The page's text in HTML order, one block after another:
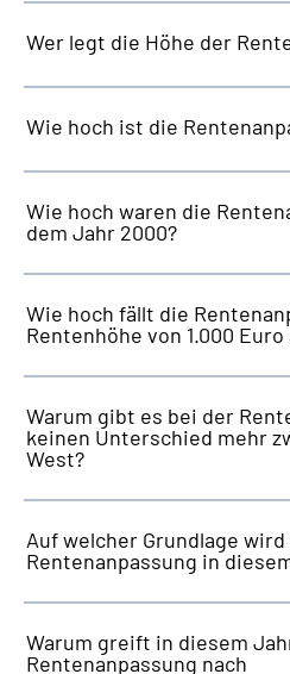
Wer legt die Höhe der
Wie hoch ist die
Wie hoch waren die
dem Jahr 2000?
Wie hoch fällt die
Rentenhöhe von 1.000 Euro
Warum gibt es bei der
keinen Unterschied mehr
West?
Auf welcher Grundlage wird
Rentenanpassung in
Warum greift in diesem
Rentenanpassung nach